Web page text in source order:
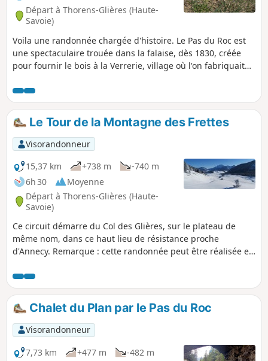
Départ à Thorens-Glières (Haute-
Savoie)
Voila une randonnée chargée d'histoire. Le Pas du Roc est
une spectaculaire trouée dans la falaise, dès 1830, créée
pour fournir le bois à la Verrerie, village où l'on fabriquait
Salève.Tout le long de cette randonnée, des panneaux
didactiques racontent ce qu'a été la résistance en Haute-
Savoie. On trouve, sur le parcours, des passages munis de
chaînes, car vertigineux, et des passages plus bucoliques
dans de vastes alpages. Le parcours est jonché de fleurs,
dès le début du printemps. La descente sur Usillon est
assez délicate. On pourra l'éviter en empruntant une boucle
revenant sur le chalet de Landron.
Le Tour de la Montagne des Frettes
Visorandonneur
15,37 km
+738 m
-740 m
6h 30
Moyenne
Départ à Thorens-Glières (Haute-
Savoie)
Ce circuit démarre du Col des Glières, sur le plateau de
même nom, dans ce haut lieu de résistance proche
d'Annecy. Remarque : cette randonnée peut être réalisée en
Chalet du Plan par le Pas du Roc
Visorandonneur
7,73 km
+477 m
-482 m